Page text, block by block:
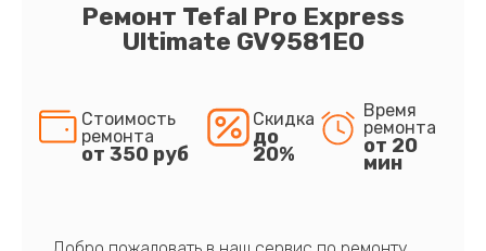
Ремонт Tefal Pro Express
Ultimate GV9581E0
Стоимость
ремонта
от 350 руб
Скидка
до
20%
Время
ремонта
от 20
мин